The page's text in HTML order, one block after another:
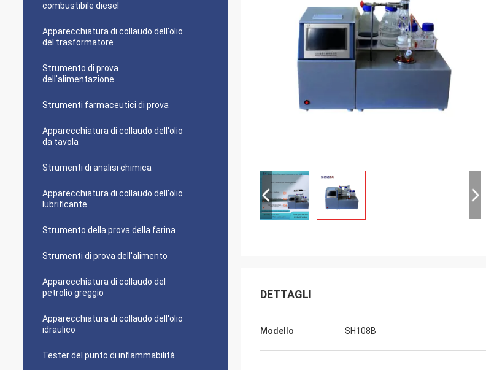
combustibile diesel
Apparecchiatura di collaudo dell'olio
del trasformatore
Strumento di prova
dell'alimentazione
Strumenti farmaceutici di prova
Apparecchiatura di collaudo dell'olio
da tavola
Strumenti di analisi chimica
Apparecchiatura di collaudo dell'olio
lubrificante
Strumento della prova della farina
Strumenti di prova dell'alimento
Apparecchiatura di collaudo del
petrolio greggio
Apparecchiatura di collaudo dell'olio
idraulico
Tester del punto di infiammabilità
DETTAGLI
Modello SH108B